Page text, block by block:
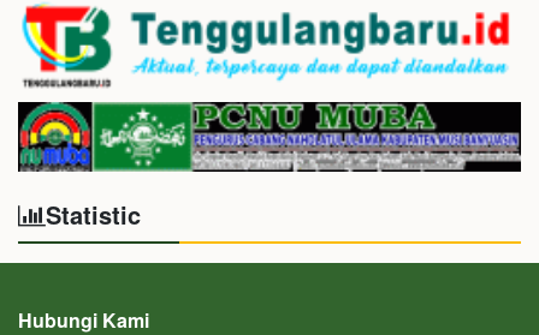
Statistic
Hubungi Kami